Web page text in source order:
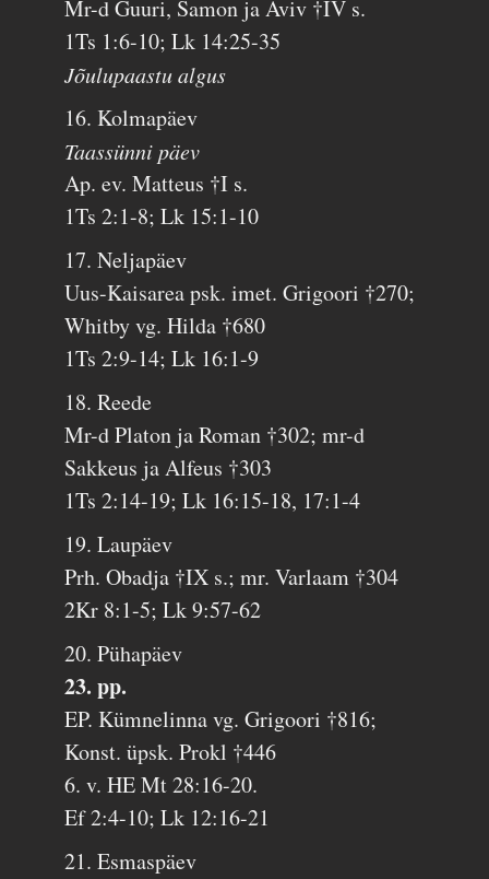
Mr-d Guuri, Samon ja Aviv †IV s.
1Ts 1:6-10; Lk 14:25-35
Jõulupaastu algus
16. Kolmapäev
Taassünni päev
Ap. ev. Matteus †I s.
1Ts 2:1-8; Lk 15:1-10
17. Neljapäev
Uus-Kaisarea psk. imet. Grigoori †270;
Whitby vg. Hilda †680
1Ts 2:9-14; Lk 16:1-9
18. Reede
Mr-d Platon ja Roman †302; mr-d
Sakkeus ja Alfeus †303
1Ts 2:14-19; Lk 16:15-18, 17:1-4
19. Laupäev
Prh. Obadja †IX s.; mr. Varlaam †304
2Kr 8:1-5; Lk 9:57-62
20. Pühapäev
23. pp.
EP. Kümnelinna vg. Grigoori †816;
Konst. üpsk. Prokl †446
6. v. HE Mt 28:16-20.
Ef 2:4-10; Lk 12:16-21
21. Esmaspäev